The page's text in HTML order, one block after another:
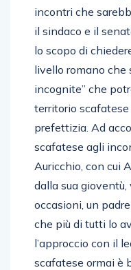
incontri che
il sindaco e il
lo scopo di
livello romano che
incognite” che
territorio
prefettizia. Ad
scafatese agli
Auricchio, con cui
dalla sua
occasioni, un
che più di tutti lo
l’approccio con il
scafatese ormai è